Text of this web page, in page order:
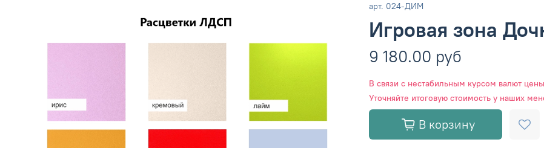
арт. 024-ДИМ
Игровая зона
9 180.00 руб
В связи с нестабильным курсом валют
Уточняйте итоговую стоимость у наших
В корзину